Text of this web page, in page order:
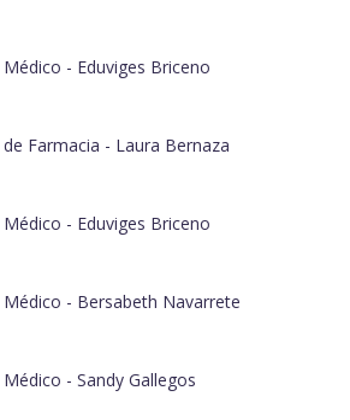
- Eduviges Briceno
Farmacia - Laura Bernaza
- Eduviges Briceno
- Bersabeth Navarrete
- Sandy Gallegos